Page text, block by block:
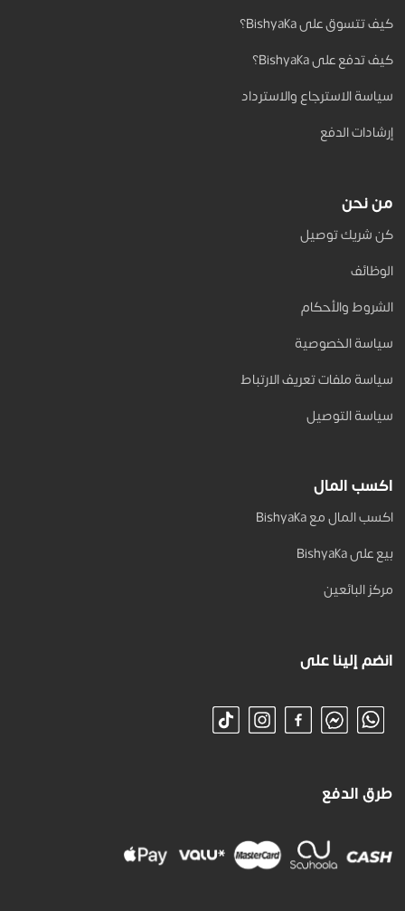
كيف تتسوق على Bishyaka؟
كيف تدفع على Bishyaka؟
سياسة الاسترجاع والاسترداد
إرشادات الدفع
من نحن
كن شريك توصيل
الوظائف
الشروط والأحكام
سياسة الخصوصية
سياسة ملفات تعريف الارتباط
سياسة التوصيل
اكسب المال
اكسب المال مع Bishyaka
بيع على Bishyaka
مركز البائعين
انضم إلينا على
طرق الدفع